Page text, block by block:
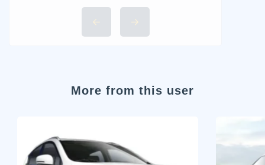
More from this user